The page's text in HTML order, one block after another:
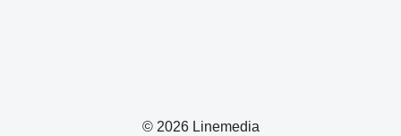
© 2026 Linemedia